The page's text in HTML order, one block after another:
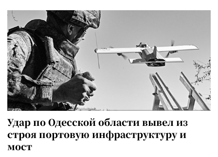
Удар по Одесской области вывел из
строя портовую инфраструктуру и
мост